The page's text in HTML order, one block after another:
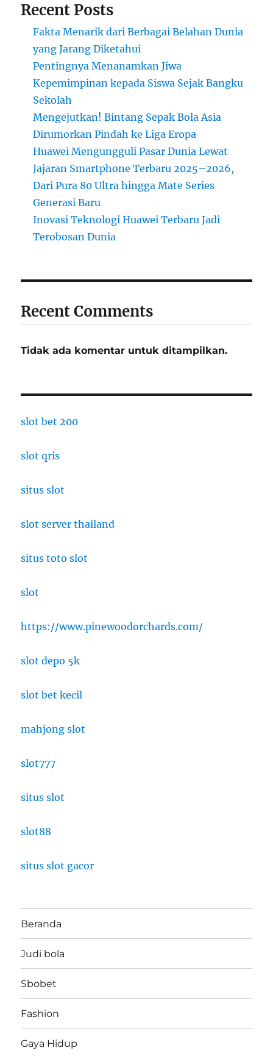
Recent Posts
Fakta Menarik dari Berbagai Belahan Dunia
yang Jarang Diketahui
Pentingnya Menanamkan Jiwa
Kepemimpinan kepada Siswa Sejak Bangku
Sekolah
Mengejutkan! Bintang Sepak Bola Asia
Dirumorkan Pindah ke Liga Eropa
Huawei Mengungguli Pasar Dunia Lewat
Jajaran Smartphone Terbaru 2025–2026,
Dari Pura 80 Ultra hingga Mate Series
Generasi Baru
Inovasi Teknologi Huawei Terbaru Jadi
Terobosan Dunia
Recent Comments
Tidak ada komentar untuk ditampilkan.
slot bet 200
slot qris
situs slot
slot server thailand
situs toto slot
slot
https://www.pinewoodorchards.com/
slot depo 5k
slot bet kecil
mahjong slot
slot777
situs slot
slot88
situs slot gacor
Beranda
Judi bola
Sbobet
Fashion
Gaya Hidup